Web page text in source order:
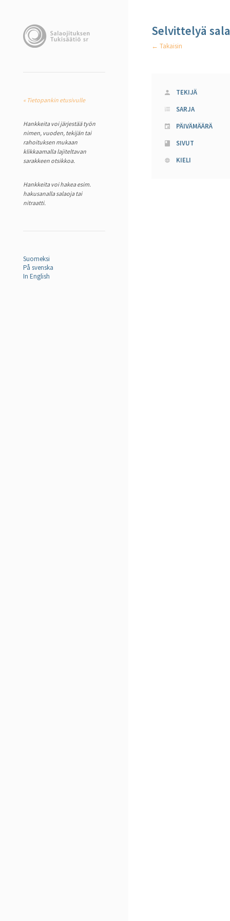
« Tietopankin etusivulle
Hankkeita voi järjestää työn
nimen, vuoden, tekijän tai
rahoituksen mukaan
klikkaamalla lajiteltavan
sarakkeen otsikkoa.
Hankkeita voi hakea esim.
hakusanalla salaoja tai
nitraatti.
Suomeksi
På svenska
In English
Selvittelyä
← Takaisin
TEKIJÄ
SARJA
PÄIVÄMÄÄRÄ
SIVUT
KIELI